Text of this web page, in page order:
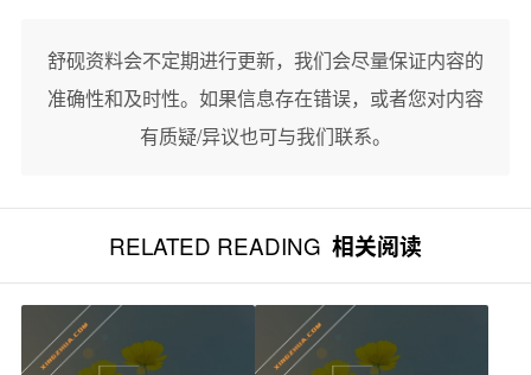
舒砚资料会不定期进行更新，我们会尽量保证内容的
准确性和及时性。如果信息存在错误，或者您对内容
有质疑/异议也可与我们联系。
RELATED READING 相关阅读